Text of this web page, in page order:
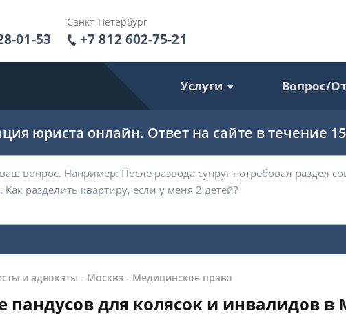
01-53
Санкт-Петербург
+7 812 602-75-21
Услуги Вопрос/
юриста онлайн. Ответ на сайте в течение
и адвокаты - Москва - Медицинское право
пандусов для колясок и инвалидов в